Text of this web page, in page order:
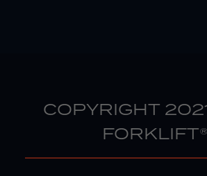
COPYRIGHT
FORKLIFT®